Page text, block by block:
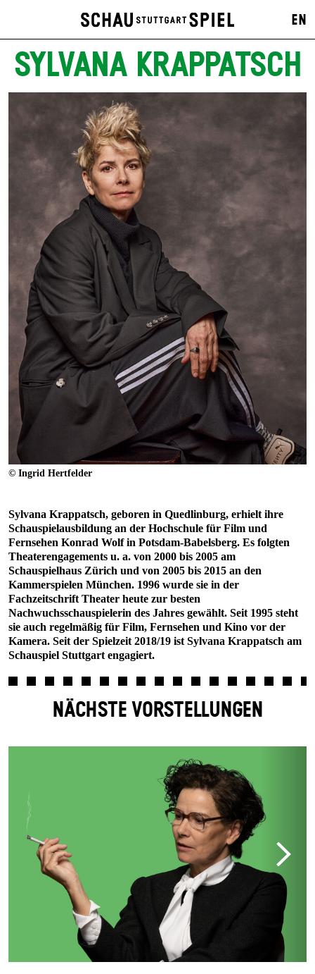
EN
SYLVANA KRAPPATSCH
© Ingrid Hertfelder
Sylvana Krappatsch, geboren in Quedlinburg, erhielt ihre
Schauspielausbildung an der Hochschule für Film und
Fernsehen Konrad Wolf in Potsdam-Babelsberg. Es folgten
Theaterengagements u. a. von 2000 bis 2005 am
Schauspielhaus Zürich und von 2005 bis 2015 an den
Kammerspielen München. 1996 wurde sie in der
Fachzeitschrift Theater heute zur besten
Nachwuchsschauspielerin des Jahres gewählt. Seit 1995 steht
sie auch regelmäßig für Film, Fernsehen und Kino vor der
Kamera. Seit der Spielzeit 2018/19 ist Sylvana Krappatsch am
Schauspiel Stuttgart engagiert.
NÄCHSTE VORSTELLUNGEN